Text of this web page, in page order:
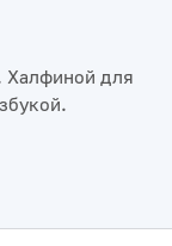
Халфиной для